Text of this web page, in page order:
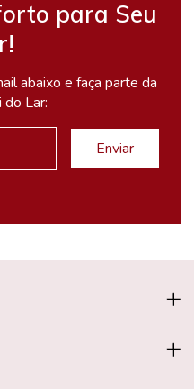
para Seu
abaixo e faça parte da
do Lar: